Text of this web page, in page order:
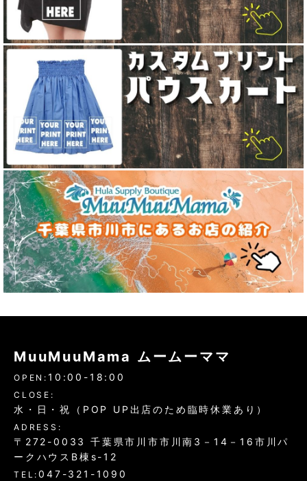
MuuMuuMama ムームーママ
OPEN: 10:00-18:00
CLOSE:
水・日・祝（POP UP出店のため臨時休業あり）
ADRESS:
〒272-0033 千葉県市川市市川南3－14－16市川パ
ークハウスB棟s-12
TEL:047-321-1090